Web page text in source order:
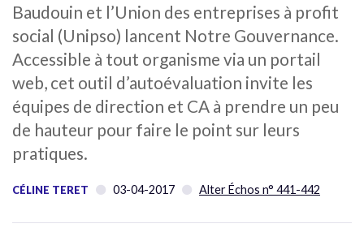
Baudouin et l’Union des entreprises à profit
social (Unipso) lancent Notre Gouvernance.
Accessible à tout organisme via un portail
web, cet outil d’autoévaluation invite les
équipes de direction et CA à prendre un peu
de hauteur pour faire le point sur leurs
pratiques.
CÉLINE TERET 03-04-2017 Alter Échos n° 441-442